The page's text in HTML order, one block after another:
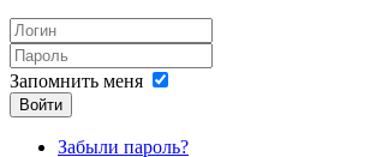
Запомнить меня
Войти
Забыли пароль?